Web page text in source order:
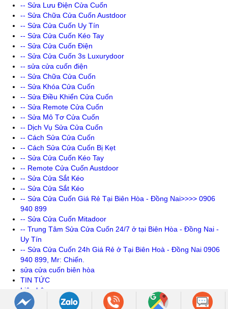
-- Sửa Lưu Điện Cửa Cuốn
-- Sửa Chữa Cửa Cuốn Austdoor
-- Sửa Cửa Cuốn Uy Tín
-- Sửa Cửa Cuốn Kéo Tay
-- Sửa Cửa Cuốn Điện
-- Sửa Cửa Cuốn 3s Luxurydoor
-- sửa cửa cuốn điện
-- Sửa Chữa Cửa Cuốn
-- Sửa Khóa Cửa Cuốn
-- Sửa Điều Khiển Cửa Cuốn
-- Sửa Remote Cửa Cuốn
-- Sửa Mô Tơ Cửa Cuốn
-- Dịch Vụ Sửa Cửa Cuốn
-- Cách Sửa Cửa Cuốn
-- Cách Sửa Cửa Cuốn Bị Kẹt
-- Sửa Cửa Cuốn Kéo Tay
-- Remote Cửa Cuốn Austdoor
-- Sửa Cửa Sắt Kéo
-- Sửa Cửa Sắt Kéo
-- Sửa Cửa Cuốn Giá Rẻ Tại Biên Hòa - Đồng Nai>>>> 0906
940 899
-- Sửa Cửa Cuốn Mitadoor
-- Trung Tâm Sửa Cửa Cuốn 24/7 ở tại Biên Hòa - Đồng Nai -
Uy Tín
-- Sửa Cửa Cuốn 24h Giá Rẻ ở Tại Biên Hoà - Đồng Nai 0906
940 899, Mr: Chiến.
sửa cửa cuốn biên hòa
TIN TỨC
Liên hệ
Góc Tư Vấn